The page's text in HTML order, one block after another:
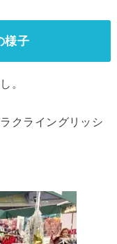
様子
。
クライングリッシ